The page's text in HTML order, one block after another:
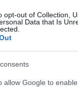
opt-out of Collection,
Data that Is
allow Google to